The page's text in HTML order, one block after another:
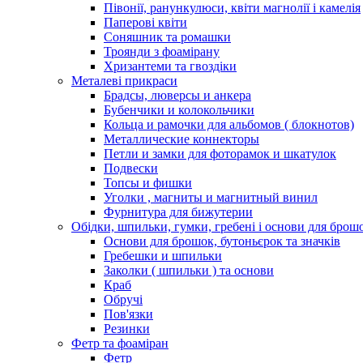
Півонії, ранункулюси, квіти магнолії і камелія
Паперові квіти
Соняшник та ромашки
Троянди з фоамірану
Хризантеми та гвоздіки
Металеві прикраси
Брадсы, люверсы и анкера
Бубенчики и колокольчики
Кольца и рамочки для альбомов ( блокнотов)
Металлические коннекторы
Петли и замки для фоторамок и шкатулок
Подвески
Топсы и фишки
Уголки , магниты и магнитный винил
Фурнитура для бижутерии
Обідки, шпильки, гумки, гребені і основи для
Основи для брошок, бутоньєрок та значків
Гребешки и шпильки
Заколки ( шпильки ) та основи
Краб
Обручі
Пов'язки
Резинки
Фетр та фоаміран
Фетр